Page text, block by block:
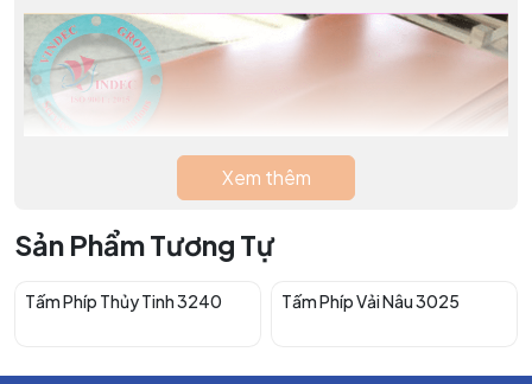
Xem thêm
Sản Phẩm Tương Tự
Tấm Phíp Thủy Tinh 3240 Tấm Phíp Vải Nâu 3025